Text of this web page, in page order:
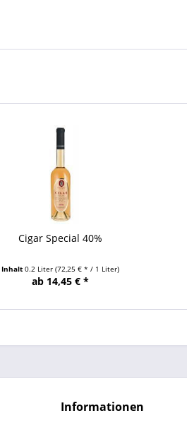
Cigar Special 40%
Inhalt0.2 Liter(72,25 € * / 1 Liter)
ab 14,45 € *
Informationen